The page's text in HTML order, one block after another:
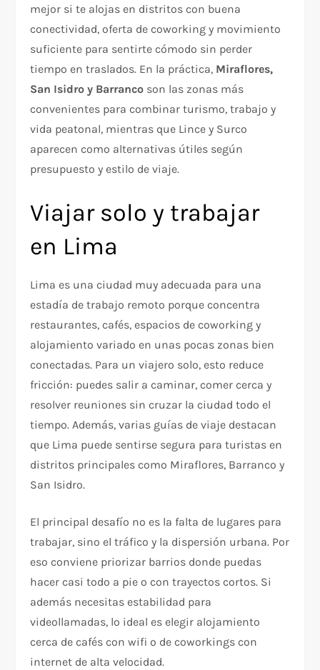
mejor si te alojas en distritos con buena
conectividad, oferta de coworking y movimiento
suficiente para sentirte cómodo sin perder
tiempo en traslados. En la práctica, Miraflores,
San Isidro y Barranco son las zonas más
convenientes para combinar turismo, trabajo y
vida peatonal, mientras que Lince y Surco
aparecen como alternativas útiles según
presupuesto y estilo de viaje.
Viajar solo y trabajar
en Lima
Lima es una ciudad muy adecuada para una
estadía de trabajo remoto porque concentra
restaurantes, cafés, espacios de coworking y
alojamiento variado en unas pocas zonas bien
conectadas. Para un viajero solo, esto reduce
fricción: puedes salir a caminar, comer cerca y
resolver reuniones sin cruzar la ciudad todo el
tiempo. Además, varias guías de viaje destacan
que Lima puede sentirse segura para turistas en
distritos principales como Miraflores, Barranco y
San Isidro.
El principal desafío no es la falta de lugares para
trabajar, sino el tráfico y la dispersión urbana. Por
eso conviene priorizar barrios donde puedas
hacer casi todo a pie o con trayectos cortos. Si
además necesitas estabilidad para
videollamadas, lo ideal es elegir alojamiento
cerca de cafés con wifi o de coworkings con
internet de alta velocidad.